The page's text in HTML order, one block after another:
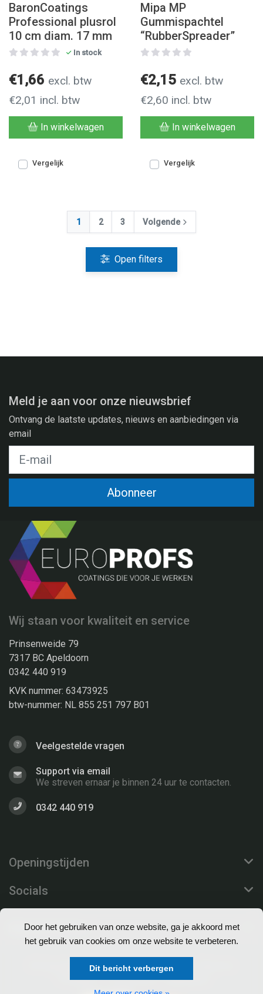
Door het gebruiken van onze website, ga je akkoord met
het gebruik van cookies om onze website te verbeteren.
Dit bericht verbergen
BaronCoatings
Professional plusrol
10 cm diam. 17 mm
In stock
€1,66 excl. btw
€2,01 incl. btw
In winkelwagen
Vergelijk
Mipa MP
Gummispachtel
“RubberSpreader”
€2,15 excl. btw
€2,60 incl. btw
In winkelwagen
Vergelijk
1 2 3 Volgende
Open filters
Meld je aan voor onze nieuwsbrief
Ontvang de laatste updates, nieuws en aanbiedingen via
email
Abonneer
Wij staan voor kwaliteit en service
Prinsenweide 79
7317 BC Apeldoorn
0342 440 919
KVK nummer: 63473925
btw-nummer: NL 855 251 797 B01
Veelgestelde vragen
Support via email
We streven ernaar je binnen 24 uur te contacten.
0342 440 919
Openingstijden
Socials
Klantenservice
© Copyright 2026 EuroProfs Webshop - Theme by
Frontlabel - Powered by Lightspeed